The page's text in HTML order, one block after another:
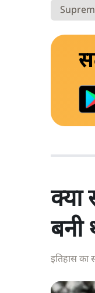
क्या
बनी
इतिहास का